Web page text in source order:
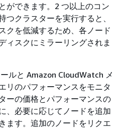
ができます。2 つ以上のコン
つクラスターを実行すると、
クを低減するため、各ノード
ィスクにミラーリングされま
ルと Amazon CloudWatch メ
リのパフォーマンスをモニタ
ーの価格とパフォーマンスの
、必要に応じてノードを追加
ます。追加のノードをリクエ